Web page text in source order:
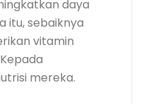
daya
itu, sebaiknya
vitamin
mereka.